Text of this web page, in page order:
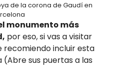
de la corona de Gaudí en
monumento más
por eso, si vas a visitar
recomiendo incluir esta
sus puertas a las